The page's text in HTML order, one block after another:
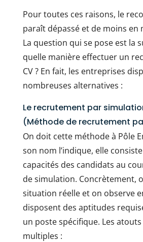
Pour toutes ces raisons, le
paraît dépassé et de moins en
La question qui se pose est la
quelle manière effectuer un
CV ? En fait, les entreprises
nombreuses alternatives :
Le recrutement par
(Méthode de recrutement
On doit cette méthode à Pôle
son nom l’indique, elle
capacités des candidats au
de simulation. Concrètement,
situation réelle et on observe
disposent des aptitudes
un poste spécifique. Les atouts
multiples :